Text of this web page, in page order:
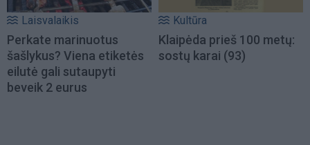
Laisvalaikis
Perkate marinuotus
šašlykus? Viena etiketės
eilutė gali sutaupyti
beveik 2 eurus
Kultūra
Klaipėda prieš 100 metų:
sostų karai (93)